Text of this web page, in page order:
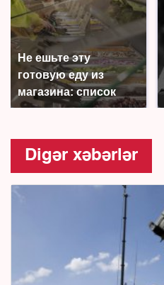
Не ешьте эту
готовую еду из
магазина: список
Digər xəbərlər